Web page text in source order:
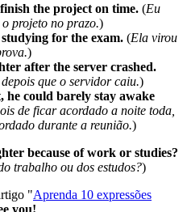
the project on time. (Eu
projeto no prazo.)
for the exam. (Ela virou
)
after the server crashed.
que o servidor caiu.)
could barely stay awake
de ficar acordado a noite toda,
durante a reunião.)
because of work or studies?
trabalho ou dos estudos?)
"Aprenda 10 expressões
you!